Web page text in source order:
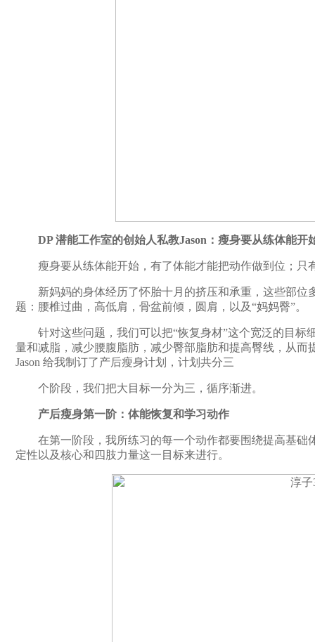
DP 潜能工作室的创始人私教Jason：瘦身要从练体能开
瘦身要从练体能开始，有了体能才能把动作做到位；只
新妈妈的身体经历了怀胎十月的挤压和承重，这些部位
题：腰椎过曲，高低肩，骨盆前倾，圆肩，以及“妈妈臀”。
针对这些问题，我们可以把“恢复身材”这个宽泛的目标
量和减脂，减少腰腹脂肪，减少臀部脂肪和提高臀线，从
Jason 给我制订了产后瘦身计划，计划共分三
个阶段，我们把大目标一分为三，循序渐进。
产后瘦身第一阶：体能恢复和学习动作
在第一阶段，我所练习的每一个动作都要围绕提高基础
定性以及核心和四肢力量这一目标来进行。